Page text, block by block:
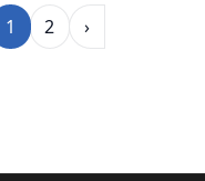
1 2 ›